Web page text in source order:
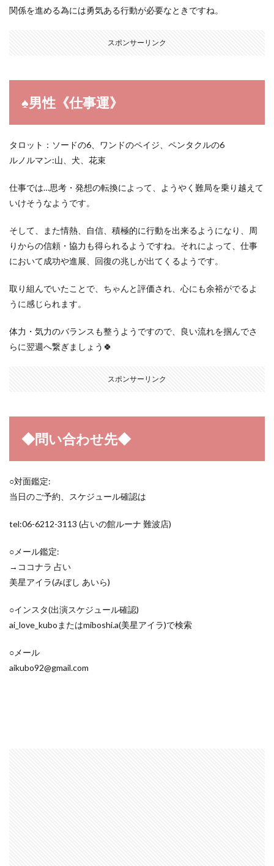
関係を進める為には勇気ある行動が必要なときですね。
スポンサーリンク
♠︎男性《仕事運》
タロット：ソードの6、ワンドのペイジ、ペンタクルの6
ルノルマン:山、犬、花束
仕事では…思考・発想の転換によって、ようやく難局を乗り越えて
いけそうなようです。
そして、また情熱、自信、積極的に行動を出来るようになり、周
りからの信頼・協力も得られるようですね。それによって、仕事
において成功や進展、回復の兆しが出てくるようです。
取り組んでいたことで、ちゃんと評価され、心にも余裕がでるよ
うに感じられます。
体力・気力のバランスも整うようですので、良い流れを掴んでさ
らに翌週へ繋ぎましょう🍀
スポンサーリンク
◆問い合わせ先◆
○対面鑑定:
当日のご予約、スケジュール確認は
tel:06-6212-3113 (占いの館ルーナ 難波店)
○メール鑑定:
→ココナラ 占い
美星アイラ(みぼし あいら)
○インスタ(出演スケジュール確認)
ai_love_kuboまたはmiboshi.a(美星アイラ)で検索
○メール
aikubo92@gmail.com